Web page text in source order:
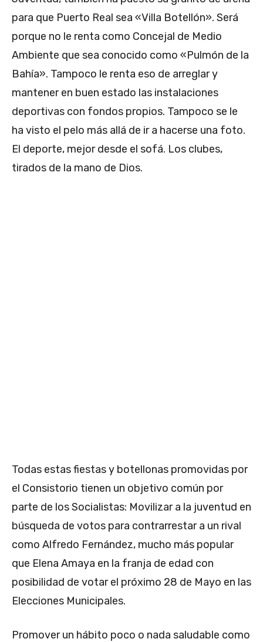
para que Puerto Real sea «Villa Botellón». Será
porque no le renta como Concejal de Medio
Ambiente que sea conocido como «Pulmón de la
Bahía». Tampoco le renta eso de arreglar y
mantener en buen estado las instalaciones
deportivas con fondos propios. Tampoco se le
ha visto el pelo más allá de ir a hacerse una foto.
El deporte, mejor desde el sofá. Los clubes,
tirados de la mano de Dios.
Todas estas fiestas y botellonas promovidas por
el Consistorio tienen un objetivo común por
parte de los Socialistas: Movilizar a la juventud en
búsqueda de votos para contrarrestar a un rival
como Alfredo Fernández, mucho más popular
que Elena Amaya en la franja de edad con
posibilidad de votar el próximo 28 de Mayo en las
Elecciones Municipales.
Promover un hábito poco o nada saludable como